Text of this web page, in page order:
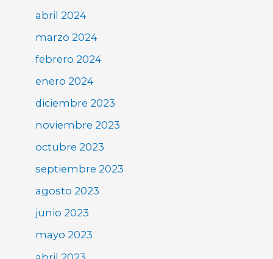
abril 2024
marzo 2024
febrero 2024
enero 2024
diciembre 2023
noviembre 2023
octubre 2023
septiembre 2023
agosto 2023
junio 2023
mayo 2023